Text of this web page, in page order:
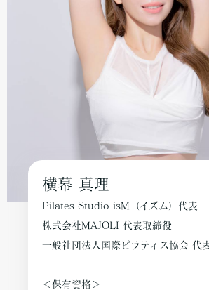
横幕 真理
Pilates Studio isM（イズム）代表
株式会社MAJOLI 代表取締役
一般社団法人国際ピラティス協会 代
＜保有資格＞